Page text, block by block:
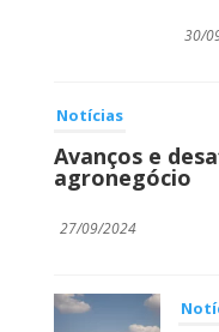
30/
Notícias
Avanços e
agronegócio
27/09/2024